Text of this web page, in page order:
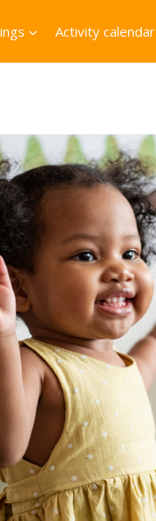
Activity calendar